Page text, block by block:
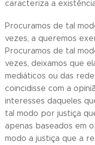
caracteriza a
Procuramos de tal
vezes, a queremos
Procuramos de tal
vezes, deixamos que
mediáticos ou das
coincidisse com a
interesses daqueles
tal modo por justiça
apenas baseados em
modo a justiça que a